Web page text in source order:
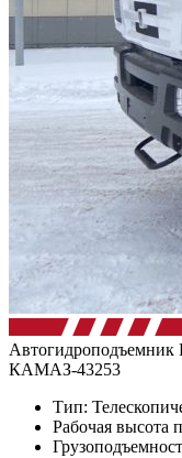
Автогидроподъемник
КАМАЗ-43253
Тип:
Рабочая высота